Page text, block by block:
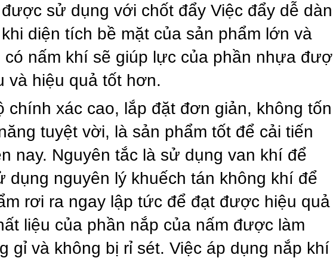
sử dụng với chốt đẩy Việc đẩy dễ
diện tích bề mặt của sản phẩm lớn và
có nấm khí sẽ giúp lực của phần nhựa
và hiệu quả tốt hơn.
chính xác cao, lắp đặt đơn giản, không tốn
tuyệt vời, là sản phẩm tốt để cải tiến
nay. Nguyên tắc là sử dụng van khí để
dụng nguyên lý khuếch tán không khí để
rơi ra ngay lập tức để đạt được hiệu quả
liệu của phần nắp của nấm được làm
gỉ và không bị rỉ sét. Việc áp dụng nắp khí